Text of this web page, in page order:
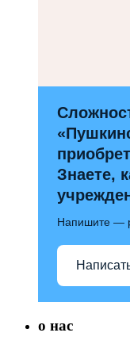
Знаете,
Напишите —
о нас